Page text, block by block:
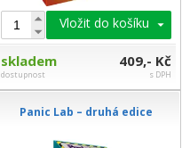
Vložit do košíku
skladem
dostupnost
409,- Kč
s DPH
Panic Lab – druhá edice